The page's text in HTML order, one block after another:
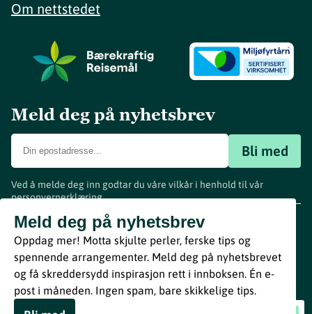
Om nettstedet
Meld deg på nyhetsbrev
Bli med
Ved å melde deg inn godtar du våre vilkår i henhold til vår
personvernerklæring.
Meld deg på nyhetsbrev
Oppdag mer! Motta skjulte perler, ferske tips og
spennende arrangementer. Meld deg på nyhetsbrevet
og få skreddersydd inspirasjon rett i innboksen. Én e-
post i måneden. Ingen spam, bare skikkelige tips.
www.visitvestfold.com
Turistinformasjon
Vestfold Fylkeskommune
ByBreakfast